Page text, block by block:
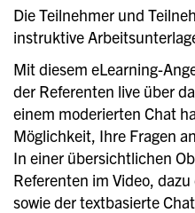
Die Teilnehmer und
instruktive
Mit diesem eLearning-
der Referenten live über
einem moderierten Chat
Möglichkeit, Ihre Fragen
In einer übersichtlichen
Referenten im Video,
sowie der textbasierte